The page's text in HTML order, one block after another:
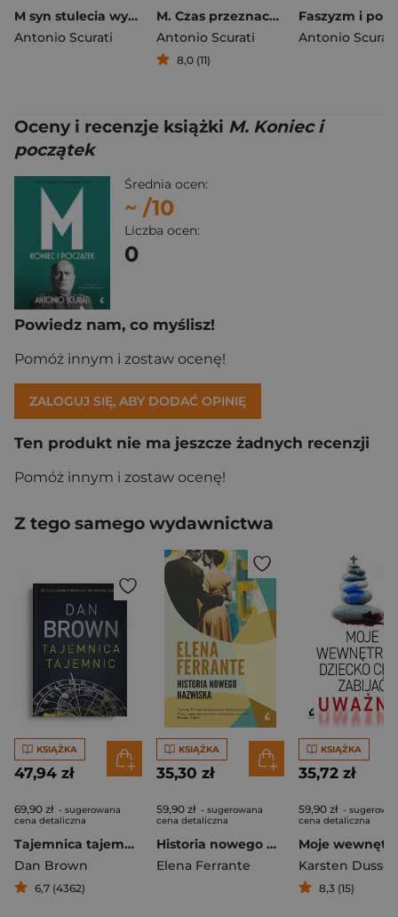
M syn stulecia wyd. 2026
Antonio Scurati
M. Czas przeznaczenia
Antonio Scurati
8,0 (11)
Antonio Scurati
Oceny i recenzje książki M. Koniec i
początek
Średnia ocen:
~ /10
Liczba ocen:
0
Powiedz nam, co myślisz!
Pomóż innym i zostaw ocenę!
ZALOGUJ SIĘ, ABY DODAĆ OPINIĘ
Ten produkt nie ma jeszcze żadnych recenzji
Pomóż innym i zostaw ocenę!
Z tego samego wydawnictwa
KSIĄŻKA
47,94 zł
69,90 zł - sugerowana
cena detaliczna
Tajemnica tajemnic
Dan Brown
6,7 (4362)
KSIĄŻKA
35,30 zł
59,90 zł - sugerowana
cena detaliczna
Historia nowego nazwiska. Cykl neapolitański. Tom 2 wyd. 2025
Elena Ferrante
KSIĄŻKA
35,72 zł
59,90 zł -
cena detaliczna
Karsten Dusse
8,3 (15)